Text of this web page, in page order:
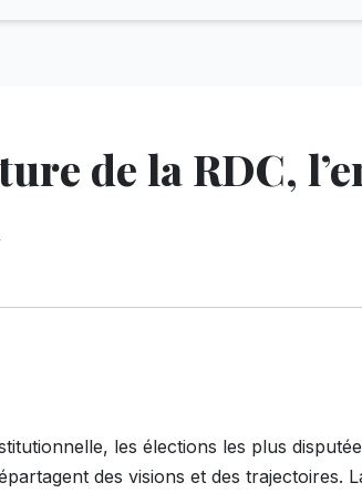
de la RDC,
les élections les plus
des visions et des trajectoires.